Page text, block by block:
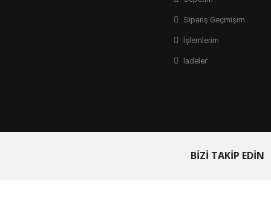
Sipariş Geçmişim
İşlemlerim
İadeler
BİZİ TAKİP EDİN